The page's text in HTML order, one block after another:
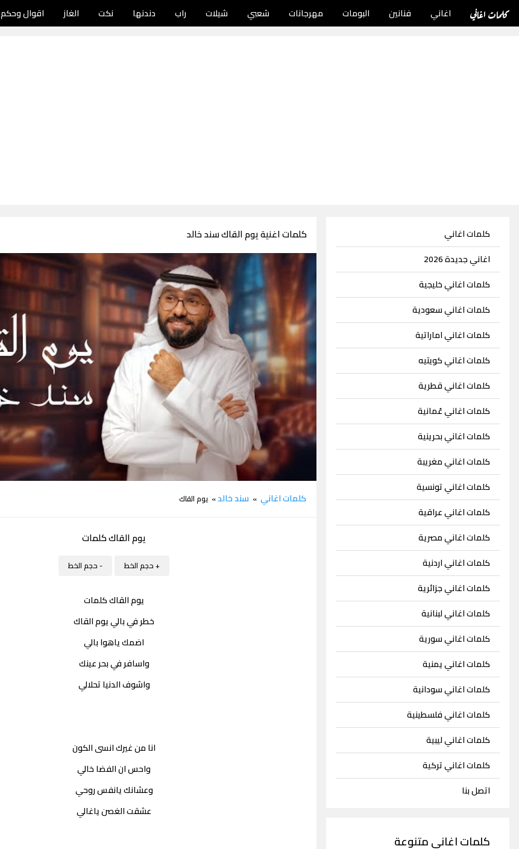
كلمات اغاني اغاني فنانين البومات مهرجانات شعبي شيلات راب دندنها نكت الغاز اقوال وحكم
كلمات اغاني
اغاني جديدة 2026
كلمات اغاني خليجية
كلمات اغاني سعودية
كلمات اغاني اماراتية
كلمات اغاني كويتيه
كلمات اغاني قطرية
كلمات اغاني عُمانية
كلمات اغاني بحرينية
كلمات اغاني مغريبة
كلمات اغاني تونسية
كلمات اغاني عراقية
كلمات اغاني مصرية
كلمات اغاني اردنية
كلمات اغاني جزائرية
كلمات اغاني لبنانية
كلمات اغاني سورية
كلمات اغاني يمنية
كلمات اغاني سودانية
كلمات اغاني فلسطينية
كلمات اغاني ليبية
كلمات اغاني تركية
اتصل بنا
كلمات اغاني متنوعة
كلمات اغنية يوم القاك سند خالد
كلمات اغاني » سند خالد» يوم القاك
يوم القاك كلمات
+ حجم الخط - حجم الخط
يوم القاك كلمات
خطر في بالي يوم القاك
اضمك ياهوا بالي
واسافر في بحر عينك
واشوف الدنيا تحلالي
انا من غيرك انسى الكون
واحس ان الفضا خالي
وعشانك يانفس روحي
عشقت الغصن ياغالي